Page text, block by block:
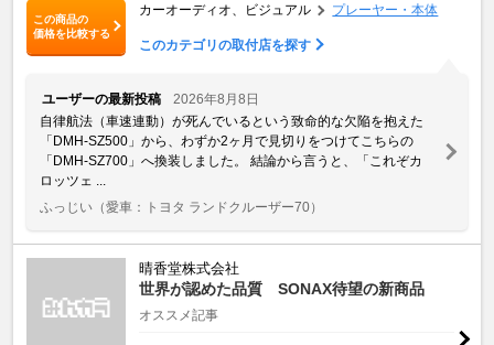
この商品の
価格を比較する
カーオーディオ、ビジュアル プレーヤー・本体
このカテゴリの取付店を探す
ユーザーの最新投稿
2026年8月8日
自律航法（車速連動）が死んでいるという致命的な欠陥を抱えた
「DMH-SZ500」から、わずか2ヶ月で見切りをつけてこちらの
「DMH-SZ700」へ換装しました。 結論から言うと、「これぞカ
ロッツェ ...
ふっじい （愛車：トヨタ ランドクルーザー70）
晴香堂株式会社
世界が認めた品質 SONAX待望の新商品
オススメ記事